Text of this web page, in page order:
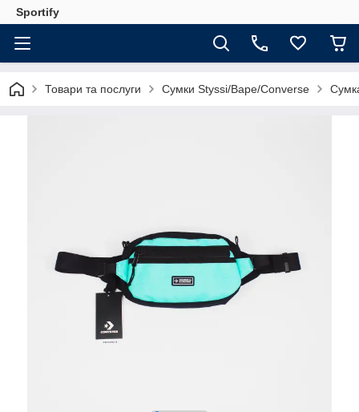
Sportify
Товари та послуги Сумки Styssi/Bape/Converse